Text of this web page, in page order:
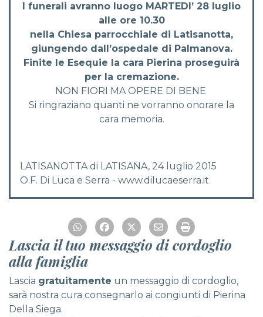
I funerali avranno luogo MARTEDI’ 28 luglio
alle ore 10.30
nella Chiesa parrocchiale di Latisanotta,
giungendo dall’ospedale di Palmanova.
Finite le Esequie la cara Pierina proseguirà
per la cremazione.
NON FIORI MA OPERE DI BENE
Si ringraziano quanti ne vorranno onorare la
cara memoria.
LATISANOTTA di LATISANA, 24 luglio 2015
O.F. Di Luca e Serra - www.dilucaeserra.it
Lascia il tuo messaggio di cordoglio
alla famiglia
Lascia gratuitamente un messaggio di cordoglio,
sarà nostra cura consegnarlo ai congiunti di Pierina
Della Siega.